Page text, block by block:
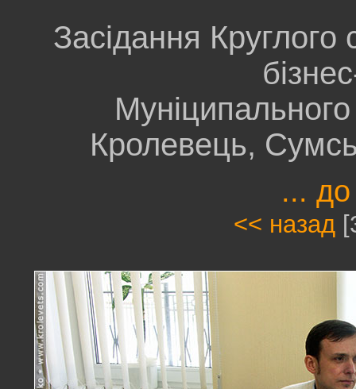
Засідання Круглого
Кролевець,
... до
<< назад